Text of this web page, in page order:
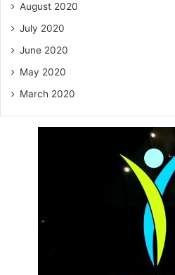
August 2020
July 2020
June 2020
May 2020
March 2020